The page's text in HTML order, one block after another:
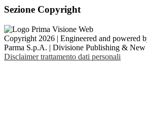
Sezione Copyright
Copyright 2026 | Engineered and powered
Parma S.p.A. | Divisione Publishing & New
Disclaimer trattamento dati personali